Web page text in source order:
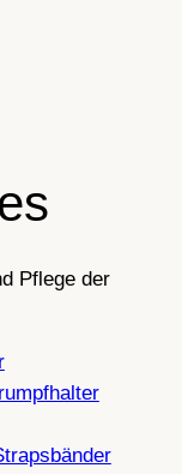
Pflege der